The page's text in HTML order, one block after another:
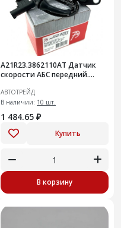
A21R23.3862110AT Датчик
скорости АБС передний.
правый/левый
АВТОТРЕЙД
В наличии: 10 шт.
1 484.65 ₽
Купить
В корзину